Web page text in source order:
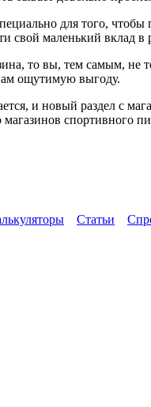
для того,
свой маленький вклад
то вы, тем самым,
ощутимую выгоду.
и новый раздел с
спортивного
Статьи